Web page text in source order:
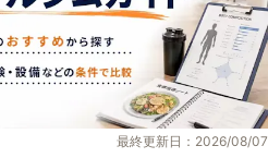
最終更新日：2026/08/07